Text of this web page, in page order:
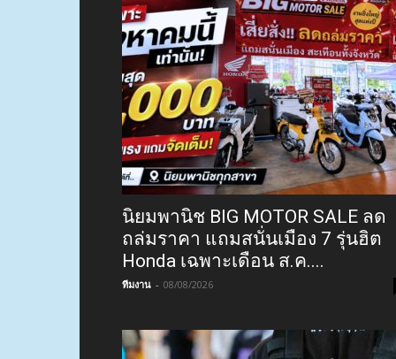
นิยมพานิช BIG MOTOR SALE ลด
ถล่มราคา แถมสนั่นเมือง 7 รุ่นฮิต
Honda เฉพาะเดือน ส.ค....
ทีมงาน - 08/08/2026